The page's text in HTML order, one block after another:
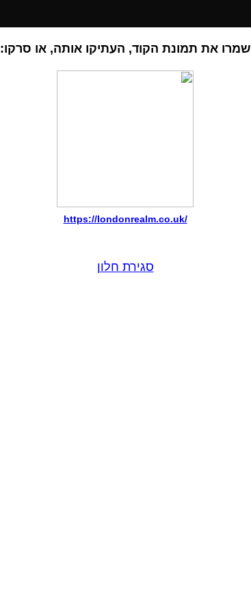
שמרו את תמונת הקוד, העתיקו אותה, או סרקו:
https://londonrealm.co.uk/
סגירת חלון